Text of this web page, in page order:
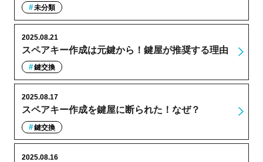
未分類
スペアキー作成は元鍵から！鍵屋が推奨する理由
2025.08.21
鍵交換
スペアキー作成を鍵屋に断られた！なぜ？
2025.08.17
鍵交換
2025.08.16